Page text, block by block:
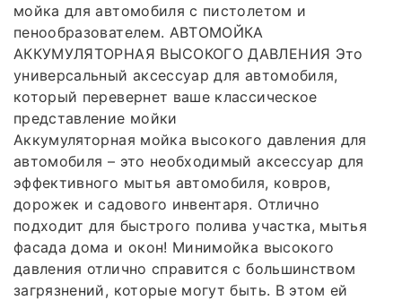
мойка для автомобиля с пистолетом и
пенообразователем. АВТОМОЙКА
АККУМУЛЯТОРНАЯ ВЫСОКОГО ДАВЛЕНИЯ Это
универсальный аксессуар для автомобиля,
который перевернет ваше классическое
представление мойки
Аккумуляторная мойка высокого давления для
автомобиля – это необходимый аксессуар для
эффективного мытья автомобиля, ковров,
дорожек и садового инвентаря. Отлично
подходит для быстрого полива участка, мытья
фасада дома и окон! Минимойка высокого
давления отлично справится с большинством
загрязнений, которые могут быть. В этом ей